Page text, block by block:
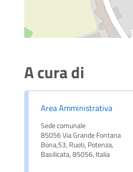
A cura di
Area Amministrativa
Sede comunale
85056 Via Grande Fontana
Bona,53, Ruoti, Potenza,
Basilicata, 85056, Italia